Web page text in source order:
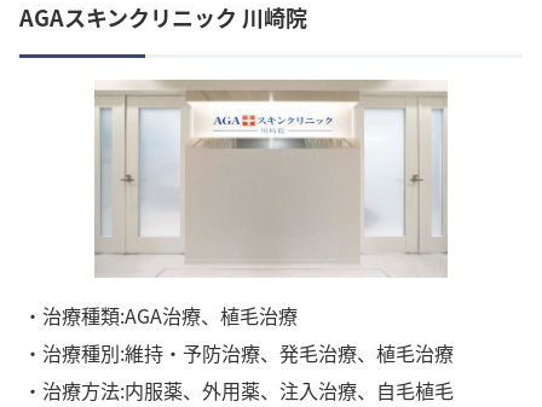
AGAスキンクリニック 川崎院
・治療種類:AGA治療、植毛治療
・治療種別:維持・予防治療、発毛治療、植毛治療
・治療方法:内服薬、外用薬、注入治療、自毛植毛